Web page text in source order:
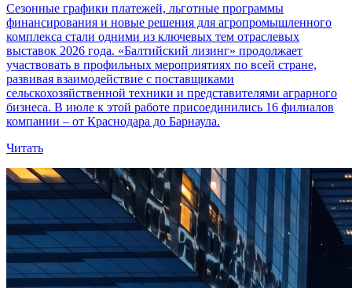
Сезонные графики платежей, льготные программы
финансирования и новые решения для агропромышленного
комплекса стали одними из ключевых тем отраслевых
выставок 2026 года. «Балтийский лизинг» продолжает
участвовать в профильных мероприятиях по всей стране,
развивая взаимодействие с поставщиками
сельскохозяйственной техники и представителями аграрного
бизнеса. В июле к этой работе присоединились 16 филиалов
компании – от Краснодара до Барнаула.
Читать